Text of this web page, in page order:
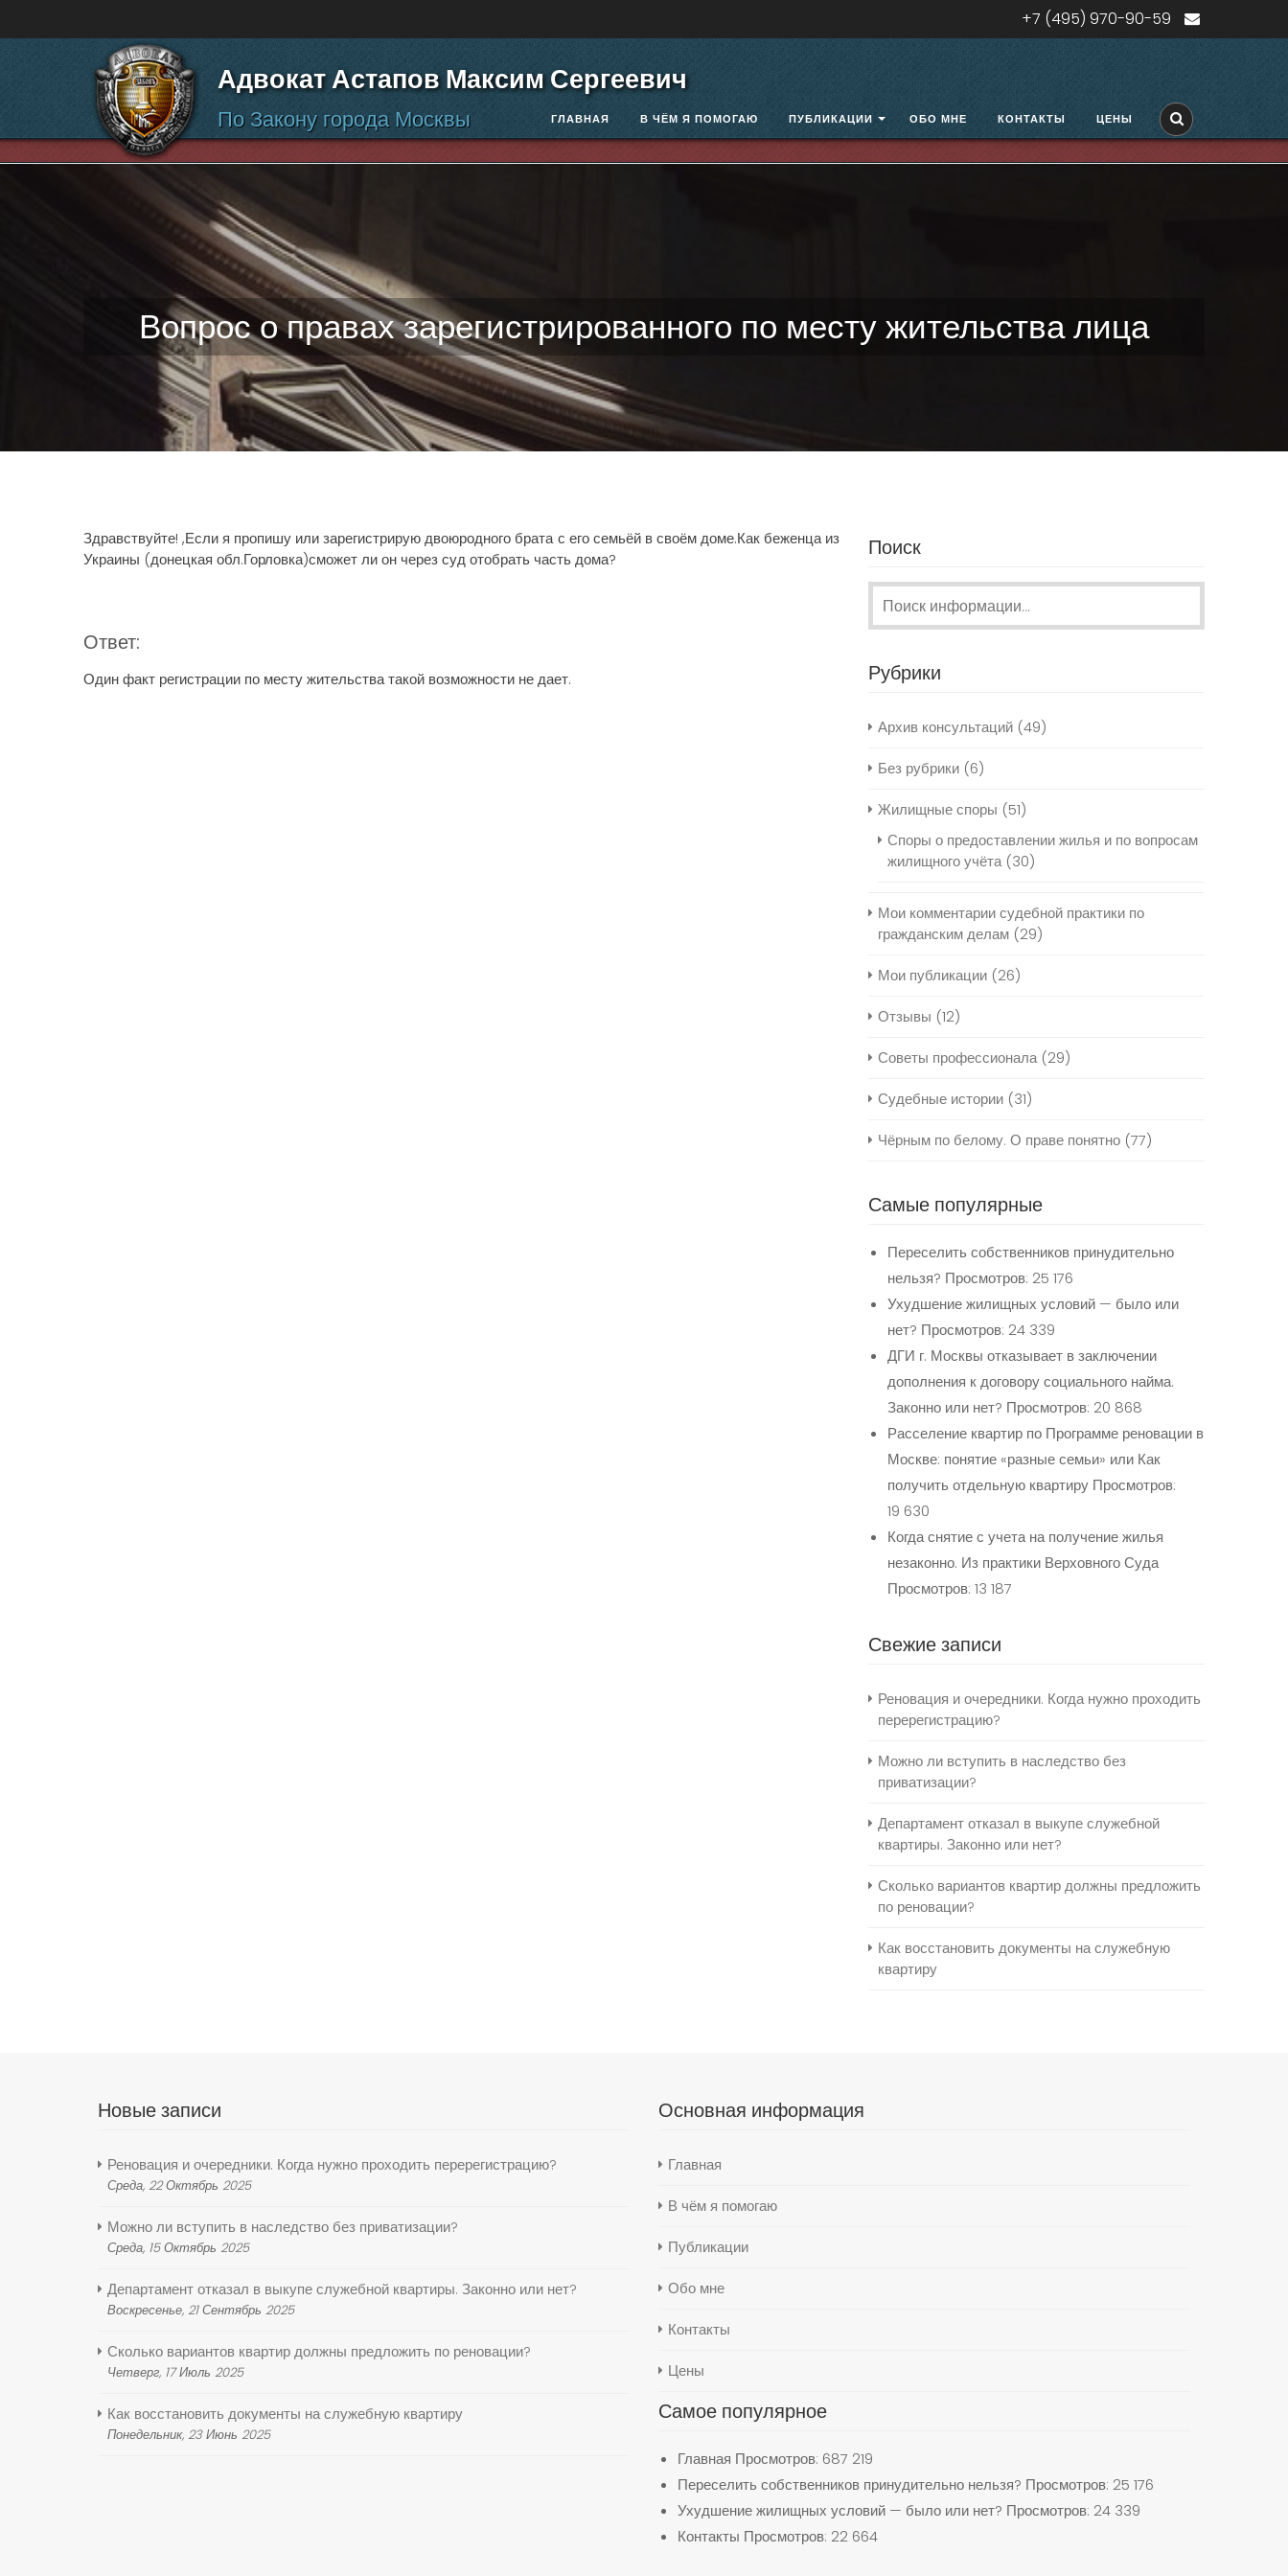
+7 (495) 970-90-59
Адвокат Астапов Максим Сергеевич
По Закону города Москвы ГЛАВНАЯ В ЧЁМ Я ПОМОГАЮ ПУБЛИКАЦИИ ОБО МНЕ КОНТАКТЫ ЦЕНЫ
Вопрос о правах зарегистрированного по месту жительства лица
Здравствуйте! ,Если я пропишу или зарегистрирую двоюродного брата с его семьёй в своём доме.Как беженца из
Украины (донецкая обл.Горловка)сможет ли он через суд отобрать часть дома?
Ответ:
Один факт регистрации по месту жительства такой возможности не дает.
Поиск
Рубрики
Архив консультаций (49)
Без рубрики (6)
Жилищные споры (51)
Споры о предоставлении жилья и по вопросам
жилищного учёта(30)
Мои комментарии судебной практики по
гражданским делам (29)
Мои публикации (26)
Отзывы (12)
Советы профессионала(29)
Судебные истории (31)
Чёрным по белому. О праве понятно (77)
Самые популярные
Переселить собственников принудительно
нельзя? Просмотров: 25 176
Ухудшение жилищных условий — было или
нет? Просмотров: 24 339
ДГИ г. Москвы отказывает в заключении
дополнения к договору социального найма.
Законно или нет? Просмотров: 20 868
Расселение квартир по Программе реновации в
Москве: понятие «разные семьи» или Как
получить отдельную квартиру Просмотров:
19 630
Когда снятие с учета на получение жилья
незаконно. Из практики Верховного Суда
Просмотров: 13 187
Свежие записи
Реновация и очередники. Когда нужно проходить
перерегистрацию?
Можно ли вступить в наследство без
приватизации?
Департамент отказал в выкупе служебной
квартиры. Законно или нет?
Сколько вариантов квартир должны предложить
по реновации?
Как восстановить документы на служебную
квартиру
Новые записи
Реновация и очередники. Когда нужно проходить перерегистрацию?
Среда, 22 Октябрь 2025
Можно ли вступить в наследство без приватизации?
Среда, 15 Октябрь 2025
Департамент отказал в выкупе служебной квартиры. Законно или нет?
Воскресенье, 21 Сентябрь 2025
Сколько вариантов квартир должны предложить по реновации?
Четверг, 17 Июль 2025
Как восстановить документы на служебную квартиру
Понедельник, 23 Июнь 2025
Основная информация
Главная
В чём я помогаю
Публикации
Обо мне
Контакты
Цены
Самое популярное
Главная Просмотров: 687 219
Переселить собственников принудительно нельзя? Просмотров: 25 176
Ухудшение жилищных условий — было или нет? Просмотров: 24 339
Контакты Просмотров: 22 664